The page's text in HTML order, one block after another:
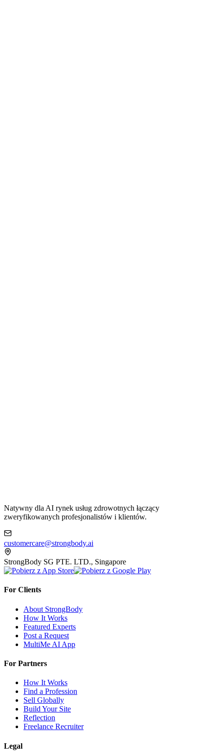
Natywny dla AI rynek usług zdrowotnych łączący
zweryfikowanych profesjonalistów i klientów.
customercare@strongbody.ai
StrongBody SG PTE. LTD., Singapore
For Clients
About StrongBody
How It Works
Featured Experts
Post a Request
MultiMe AI App
For Partners
How It Works
Find a Profession
Sell Globally
Build Your Site
Reflection
Freelance Recruiter
Legal